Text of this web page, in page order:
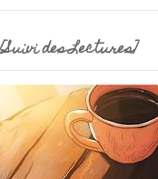
[Suivi des Lectures]